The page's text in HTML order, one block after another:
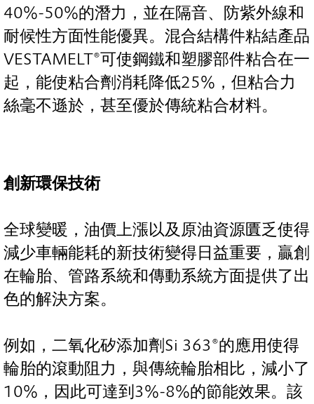
40%-50%的潛力，並在隔音、防紫外線和
耐候性方面性能優異。混合結構件粘結產品
VESTAMELT®可使鋼鐵和塑膠部件粘合在一
起，能使粘合劑消耗降低25%，但粘合力
絲毫不遜於，甚至優於傳統粘合材料。
創新環保技術
全球變暖，油價上漲以及原油資源匱乏使得
減少車輛能耗的新技術變得日益重要，贏創
在輪胎、管路系統和傳動系統方面提供了出
色的解決方案。
例如，二氧化矽添加劑Si 363®的應用使得
輪胎的滾動阻力，與傳統輪胎相比，減小了
10%，因此可達到3%-8%的節能效果。該